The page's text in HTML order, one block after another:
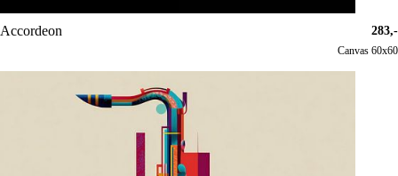
Accordeon 283,-
Canvas 60x60